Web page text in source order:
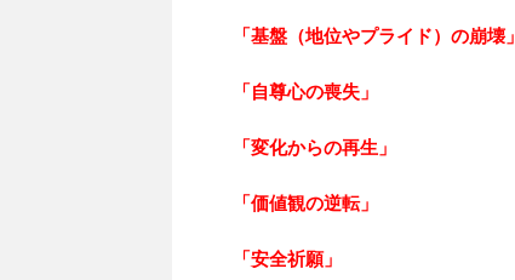
「基盤（地位やプライド）の崩壊」
「自尊心の喪失」
「変化からの再生」
「価値観の逆転」
「安全祈願」